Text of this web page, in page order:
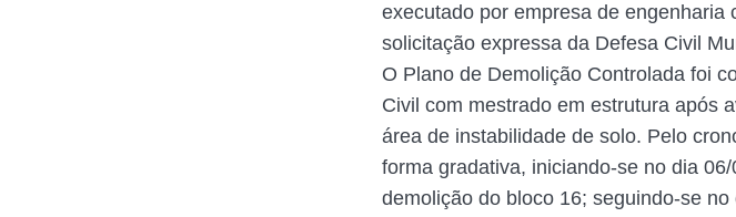
executado por empresa de
solicitação expressa da Defesa Civil
O Plano de Demolição Controlada foi
Civil com mestrado em estrutura após
área de instabilidade de solo. Pelo
forma gradativa, iniciando-se no dia
demolição do bloco 16; seguindo-se